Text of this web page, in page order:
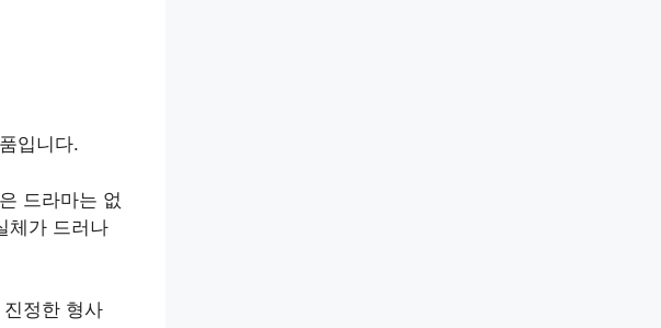
입니다.
드라마는 없
체가 드러나
정한 형사